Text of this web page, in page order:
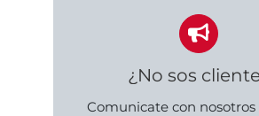
¿No sos
Comunicate con nosotros